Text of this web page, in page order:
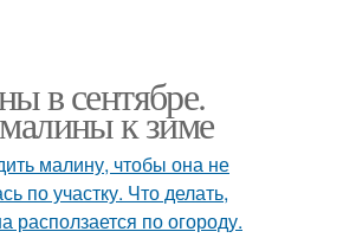
в сентябре.
к зиме